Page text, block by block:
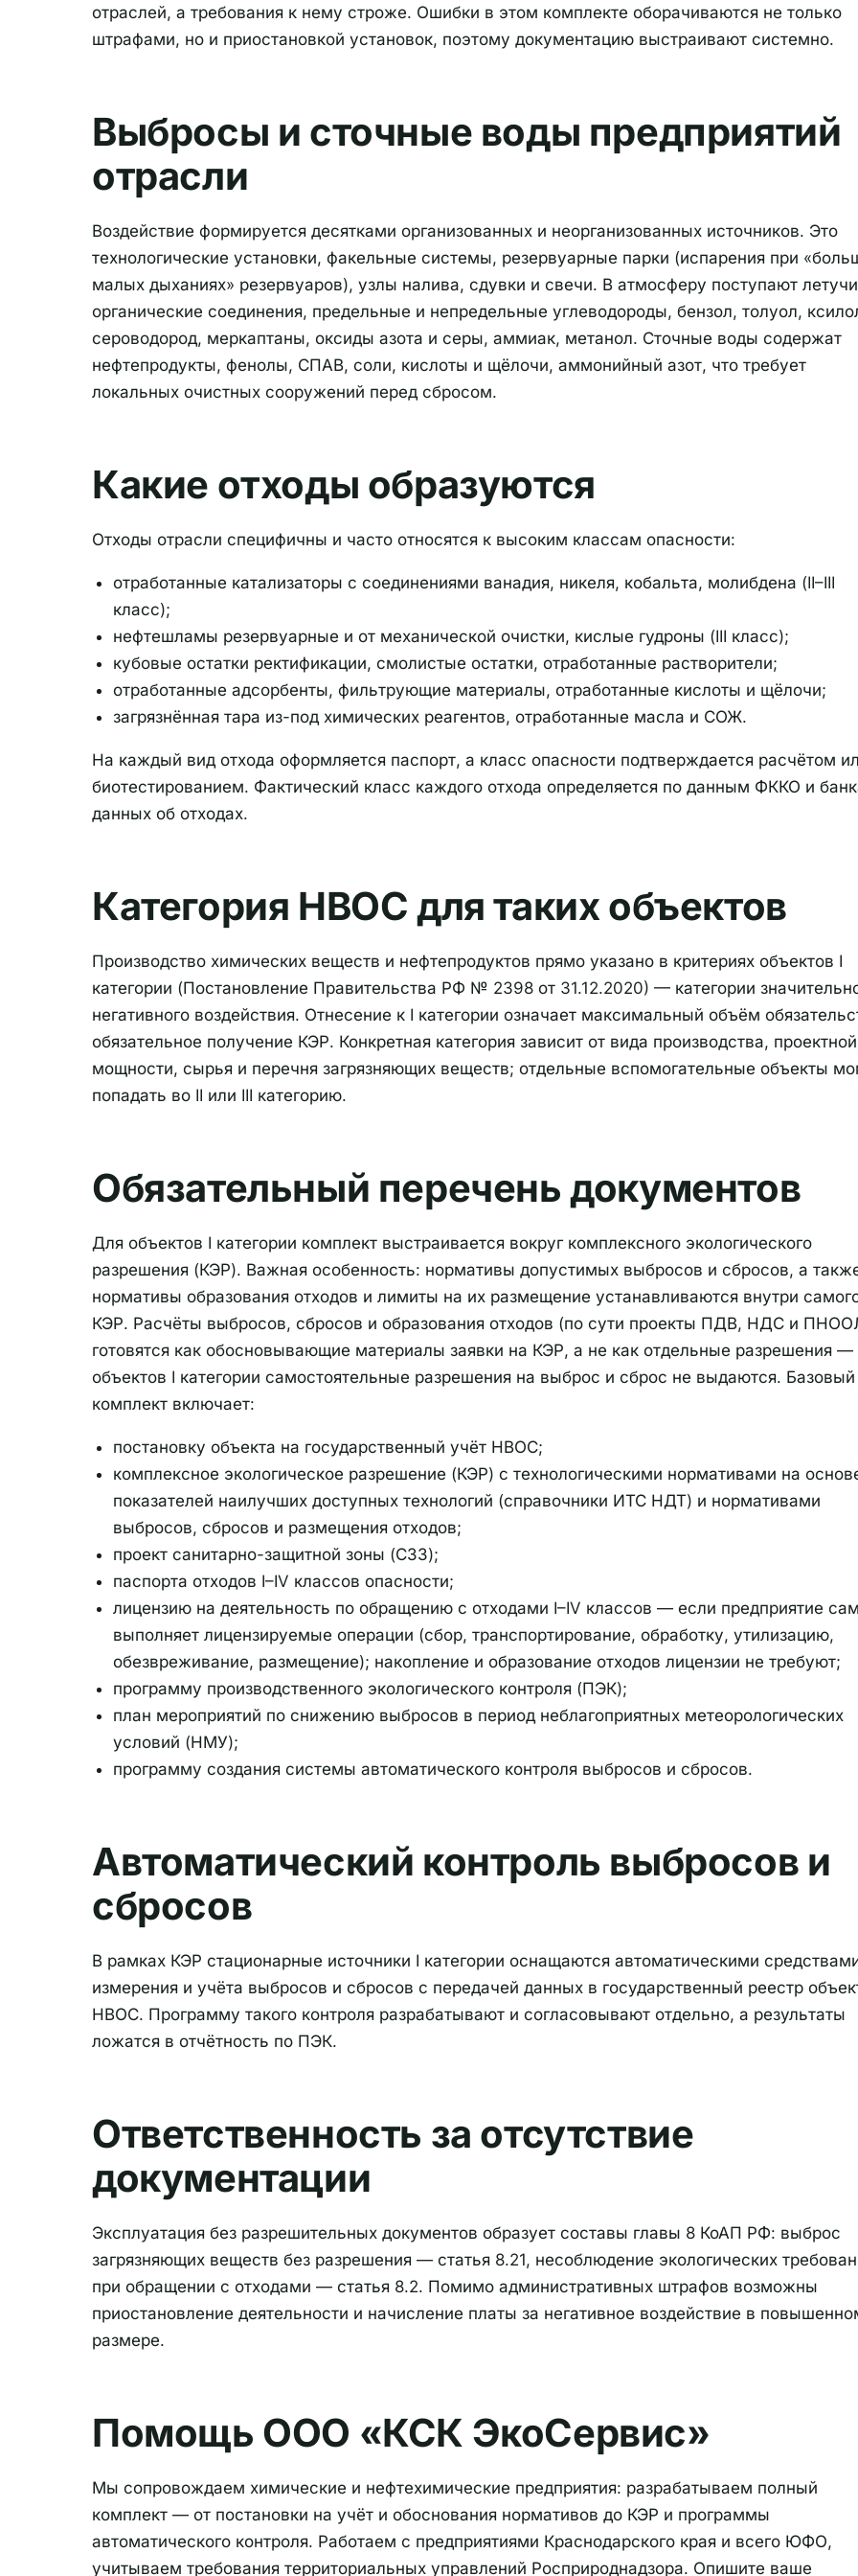
отраслей, а требования к нему строже. Ошибки в этом комплекте оборачиваются не только
штрафами, но и приостановкой установок, поэтому документацию выстраивают системно.
Выбросы и сточные воды предприятий
отрасли
Воздействие формируется десятками организованных и неорганизованных источников. Это
технологические установки, факельные системы, резервуарные парки (испарения при
малых дыханиях» резервуаров), узлы налива, сдувки и свечи. В атмосферу поступают
органические соединения, предельные и непредельные углеводороды, бензол, толуол,
сероводород, меркаптаны, оксиды азота и серы, аммиак, метанол. Сточные воды содержат
нефтепродукты, фенолы, СПАВ, соли, кислоты и щёлочи, аммонийный азот, что требует
локальных очистных сооружений перед сбросом.
Какие отходы образуются
Отходы отрасли специфичны и часто относятся к высоким классам опасности:
отработанные катализаторы с соединениями ванадия, никеля, кобальта, молибдена (II–III
класс);
нефтешламы резервуарные и от механической очистки, кислые гудроны (III класс);
кубовые остатки ректификации, смолистые остатки, отработанные растворители;
отработанные адсорбенты, фильтрующие материалы, отработанные кислоты и щёлочи;
загрязнённая тара из-под химических реагентов, отработанные масла и СОЖ.
На каждый вид отхода оформляется паспорт, а класс опасности подтверждается расчётом
биотестированием. Фактический класс каждого отхода определяется по данным ФККО и
данных об отходах.
Категория НВОС для таких объектов
Производство химических веществ и нефтепродуктов прямо указано в критериях объектов I
категории (Постановление Правительства РФ № 2398 от 31.12.2020) — категории
негативного воздействия. Отнесение к I категории означает максимальный объём
обязательное получение КЭР. Конкретная категория зависит от вида производства, проектной
мощности, сырья и перечня загрязняющих веществ; отдельные вспомогательные объекты
попадать во II или III категорию.
Обязательный перечень документов
Для объектов I категории комплект выстраивается вокруг комплексного экологического
разрешения (КЭР). Важная особенность: нормативы допустимых выбросов и сбросов, а
нормативы образования отходов и лимиты на их размещение устанавливаются внутри
КЭР. Расчёты выбросов, сбросов и образования отходов (по сути проекты ПДВ, НДС и
готовятся как обосновывающие материалы заявки на КЭР, а не как отдельные разрешения —
объектов I категории самостоятельные разрешения на выброс и сброс не выдаются. Базовый
комплект включает:
постановку объекта на государственный учёт НВОС;
комплексное экологическое разрешение (КЭР) с технологическими нормативами на
показателей наилучших доступных технологий (справочники ИТС НДТ) и нормативами
выбросов, сбросов и размещения отходов;
проект санитарно-защитной зоны (СЗЗ);
паспорта отходов I–IV классов опасности;
лицензию на деятельность по обращению с отходами I–IV классов — если предприятие
выполняет лицензируемые операции (сбор, транспортирование, обработку, утилизацию,
обезвреживание, размещение); накопление и образование отходов лицензии не требуют;
программу производственного экологического контроля (ПЭК);
план мероприятий по снижению выбросов в период неблагоприятных метеорологических
условий (НМУ);
программу создания системы автоматического контроля выбросов и сбросов.
Автоматический контроль выбросов и
сбросов
В рамках КЭР стационарные источники I категории оснащаются автоматическими
измерения и учёта выбросов и сбросов с передачей данных в государственный реестр
НВОС. Программу такого контроля разрабатывают и согласовывают отдельно, а результаты
ложатся в отчётность по ПЭК.
Ответственность за отсутствие
документации
Эксплуатация без разрешительных документов образует составы главы 8 КоАП РФ: выброс
загрязняющих веществ без разрешения — статья 8.21, несоблюдение экологических
при обращении с отходами — статья 8.2. Помимо административных штрафов возможны
приостановление деятельности и начисление платы за негативное воздействие в
размере.
Помощь ООО «КСК ЭкоСервис»
Мы сопровождаем химические и нефтехимические предприятия: разрабатываем полный
комплект — от постановки на учёт и обоснования нормативов до КЭР и программы
автоматического контроля. Работаем с предприятиями Краснодарского края и всего ЮФО,
учитываем требования территориальных управлений Росприроднадзора. Опишите ваше